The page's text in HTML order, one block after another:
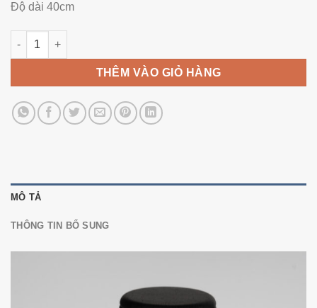
Độ dài 40cm
Vòng Ngọc Trai NE1121 số lượng
THÊM VÀO GIỎ HÀNG
MÔ TẢ
THÔNG TIN BỔ SUNG